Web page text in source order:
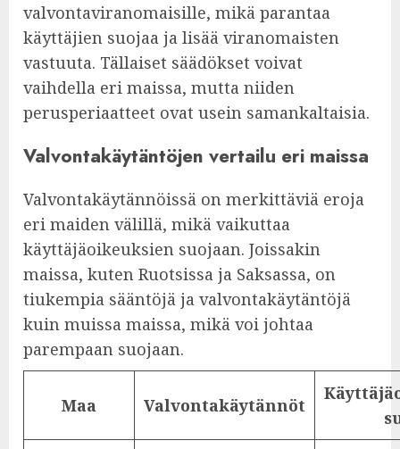
valvontaviranomaisille, mikä parantaa
käyttäjien suojaa ja lisää viranomaisten
vastuuta. Tällaiset säädökset voivat
vaihdella eri maissa, mutta niiden
perusperiaatteet ovat usein samankaltaisia.
Valvontakäytäntöjen vertailu eri maissa
Valvontakäytännöissä on merkittäviä eroja
eri maiden välillä, mikä vaikuttaa
käyttäjäoikeuksien suojaan. Joissakin
maissa, kuten Ruotsissa ja Saksassa, on
tiukempia sääntöjä ja valvontakäytäntöjä
kuin muissa maissa, mikä voi johtaa
parempaan suojaan.
Maa Valvontakäytännöt